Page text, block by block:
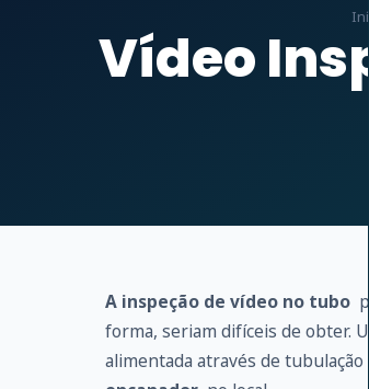
Vídeo
A inspeção de vídeo no tubo
forma, seriam difíceis de obter.
alimentada através de